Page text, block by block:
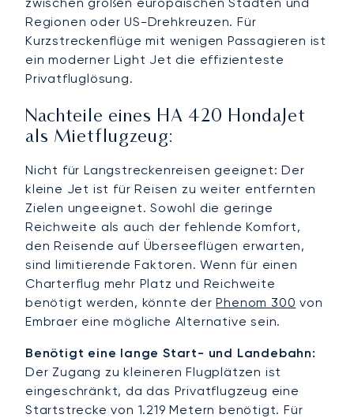
Regionen oder US-Drehkreuzen. Für
Kurzstreckenflüge mit wenigen Passagieren ist
ein moderner Light Jet die effizienteste
Privatfluglösung.
Nachteile eines HA 420 HondaJet
als Mietflugzeug:
Nicht für Langstreckenreisen geeignet: Der
kleine Jet ist für Reisen zu weiter entfernten
Zielen ungeeignet. Sowohl die geringe
Reichweite als auch der fehlende Komfort,
den Reisende auf Überseeflügen erwarten,
sind limitierende Faktoren. Wenn für einen
Charterflug mehr Platz und Reichweite
benötigt werden, könnte derPhenom 300 von
Embraer eine mögliche Alternative sein.
Benötigt eine lange Start- und Landebahn:
Der Zugang zu kleineren Flugplätzen ist
eingeschränkt, da das Privatflugzeug eine
Startstrecke von 1.219 Metern benötigt. Für